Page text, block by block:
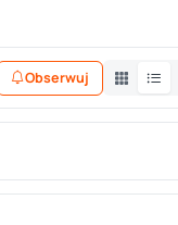
Obserwuj